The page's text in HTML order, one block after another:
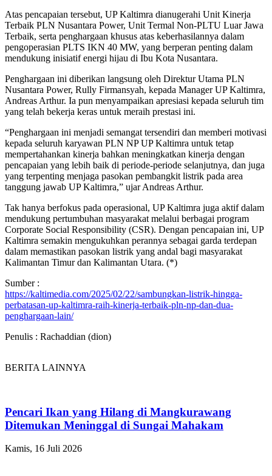
Atas pencapaian tersebut, UP Kaltimra dianugerahi Unit Kinerja
Terbaik PLN Nusantara Power, Unit Termal Non-PLTU Luar Jawa
Terbaik, serta penghargaan khusus atas keberhasilannya dalam
pengoperasian PLTS IKN 40 MW, yang berperan penting dalam
mendukung inisiatif energi hijau di Ibu Kota Nusantara.
Penghargaan ini diberikan langsung oleh Direktur Utama PLN
Nusantara Power, Rully Firmansyah, kepada Manager UP Kaltimra,
Andreas Arthur. Ia pun menyampaikan apresiasi kepada seluruh tim
yang telah bekerja keras untuk meraih prestasi ini.
“Penghargaan ini menjadi semangat tersendiri dan memberi motivasi
kepada seluruh karyawan PLN NP UP Kaltimra untuk tetap
mempertahankan kinerja bahkan meningkatkan kinerja dengan
pencapaian yang lebih baik di periode-periode selanjutnya, dan juga
yang terpenting menjaga pasokan pembangkit listrik pada area
tanggung jawab UP Kaltimra,” ujar Andreas Arthur.
Tak hanya berfokus pada operasional, UP Kaltimra juga aktif dalam
mendukung pertumbuhan masyarakat melalui berbagai program
Corporate Social Responsibility (CSR). Dengan pencapaian ini, UP
Kaltimra semakin mengukuhkan perannya sebagai garda terdepan
dalam memastikan pasokan listrik yang andal bagi masyarakat
Kalimantan Timur dan Kalimantan Utara. (*)
Sumber :
https://kaltimedia.com/2025/02/22/sambungkan-listrik-hingga-
perbatasan-up-kaltimra-raih-kinerja-terbaik-pln-np-dan-dua-
penghargaan-lain/
Penulis : Rachaddian (dion)
BERITA LAINNYA
Pencari Ikan yang Hilang di Mangkurawang
Ditemukan Meninggal di Sungai Mahakam
Kamis, 16 Juli 2026